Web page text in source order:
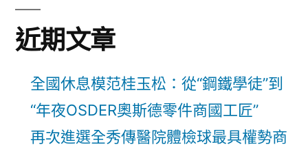
近期文章
全國休息模范桂玉松：從“鋼鐵學徒”到
“年夜OSDER奧斯德零件商國工匠”
再次進選全秀傳醫院體檢球最具權勢商